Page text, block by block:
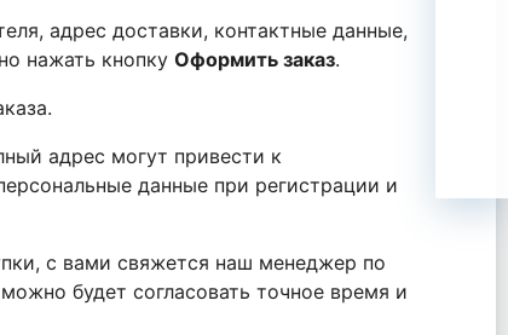
адрес доставки, контактные данные,
нажать кнопку Оформить заказ.
адрес могут привести к
данные при регистрации и
с вами свяжется наш менеджер по
будет согласовать точное время и